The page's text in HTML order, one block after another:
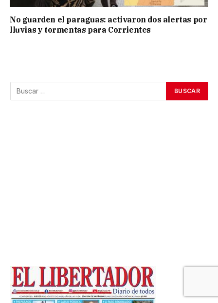
No guarden el paraguas: activaron dos alertas por
lluvias y tormentas para Corrientes